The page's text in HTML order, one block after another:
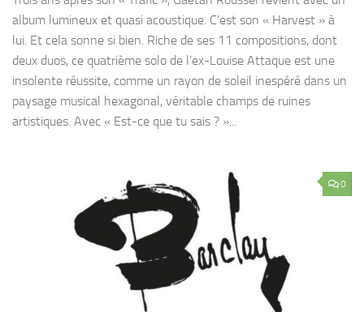
album lumineux et quasi acoustique. C’est son « Harvest » à
lui. Et cela sonne si bien. Riche de ses 11 compositions, dont
deux duos, ce quatrième solo de l’ex-Louise Attaque est une
insolente réussite, comme un rayon de soleil inespéré dans un
paysage musical hexagonal, véritable champs de ruines
artistiques. Avec « Est-ce que tu sais ? »...
0